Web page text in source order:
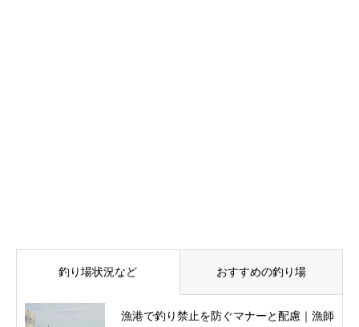
釣り場状況など おすすめの釣り場
漁港で釣り禁止を防ぐマナーと配慮｜漁師